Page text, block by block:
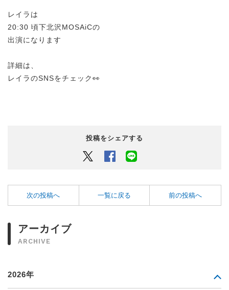
レイラは
20:30 頃下北沢MOSAiCの
出演になります
詳細は、
レイラのSNSをチェック👀
投稿をシェアする
Twitter Facebook
次の投稿へ 一覧に戻る 前の投稿へ
アーカイブ
ARCHIVE
2026年